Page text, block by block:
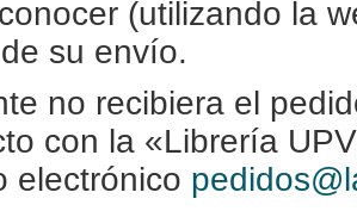
(utilizando la
su envío.
no recibiera el
con la «Librería
electrónico